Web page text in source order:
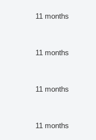
11 months
11 months
11 months
11 months